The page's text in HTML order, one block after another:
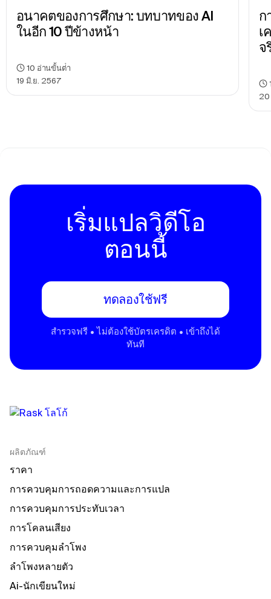
อนาคตของการศึกษา: บทบาทของ AI
ในอีก 10 ปีข้างหน้า
19 มิ.ย. 2567
10 อ่านขั้นต่ํา
ก
เ
จ
20
เริ่มแปลวิดีโอ
ตอนนี้
ทดลองใช้ฟรี
สํารวจฟรี • ไม่ต้องใช้บัตรเครดิต • เข้าถึงได้
ทันที
ผลิตภัณฑ์
ราคา
การควบคุมการถอดความและการแปล
การควบคุมการประทับเวลา
การโคลนเสียง
การควบคุมลําโพง
ลําโพงหลายตัว
Ai-นักเขียนใหม่